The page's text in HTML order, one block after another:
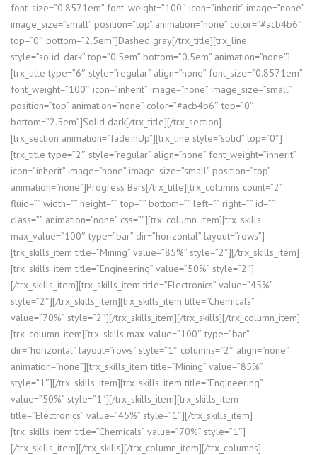
font_size=”0.8571em” font_weight=”100″ icon=”inherit” image=”none”
image_size=”small” position=”top” animation=”none” color=”#acb4b6″
top=”0″ bottom=”2.5em”]Dashed gray[/trx_title][trx_line
style=”solid_dark” top=”0.5em” bottom=”0.5em” animation=”none”]
[trx_title type=”6″ style=”regular” align=”none” font_size=”0.8571em”
font_weight=”100″ icon=”inherit” image=”none” image_size=”small”
position=”top” animation=”none” color=”#acb4b6″ top=”0″
bottom=”2.5em”]Solid dark[/trx_title][/trx_section]
[trx_section animation=”fadeInUp”][trx_line style=”solid” top=”0″]
[trx_title type=”2″ style=”regular” align=”none” font_weight=”inherit”
icon=”inherit” image=”none” image_size=”small” position=”top”
animation=”none”]Progress Bars[/trx_title][trx_columns count=”2″
fluid=”” width=”” height=”” top=”” bottom=”” left=”” right=”” id=””
class=”” animation=”none” css=””][trx_column_item][trx_skills
max_value=”100″ type=”bar” dir=”horizontal” layout=”rows”]
[trx_skills_item title=”Mining” value=”85%” style=”2″][/trx_skills_item]
[trx_skills_item title=”Engineering” value=”50%” style=”2″]
[/trx_skills_item][trx_skills_item title=”Electronics” value=”45%”
style=”2″][/trx_skills_item][trx_skills_item title=”Chemicals”
value=”70%” style=”2″][/trx_skills_item][/trx_skills][/trx_column_item]
[trx_column_item][trx_skills max_value=”100″ type=”bar”
dir=”horizontal” layout=”rows” style=”1″ columns=”2″ align=”none”
animation=”none”][trx_skills_item title=”Mining” value=”85%”
style=”1″][/trx_skills_item][trx_skills_item title=”Engineering”
value=”50%” style=”1″][/trx_skills_item][trx_skills_item
title=”Electronics” value=”45%” style=”1″][/trx_skills_item]
[trx_skills_item title=”Chemicals” value=”70%” style=”1″]
[/trx_skills_item][/trx_skills][/trx_column_item][/trx_columns]